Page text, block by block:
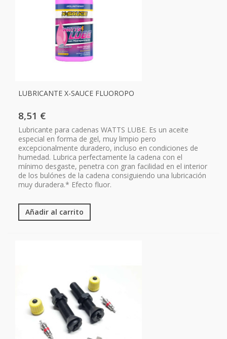
LUBRICANTE X-SAUCE FLUOROPO
8,51 €
Lubricante para cadenas WATTS LUBE. Es un aceite
especial en forma de gel, muy limpio pero
excepcionalmente duradero, incluso en condiciones de
humedad. Lubrica perfectamente la cadena con el
mínimo desgaste, penetra con gran facilidad en el interior
de los bulónes de la cadena consiguiendo una lubricación
muy duradera.* Efecto fluor.
Añadir al carrito